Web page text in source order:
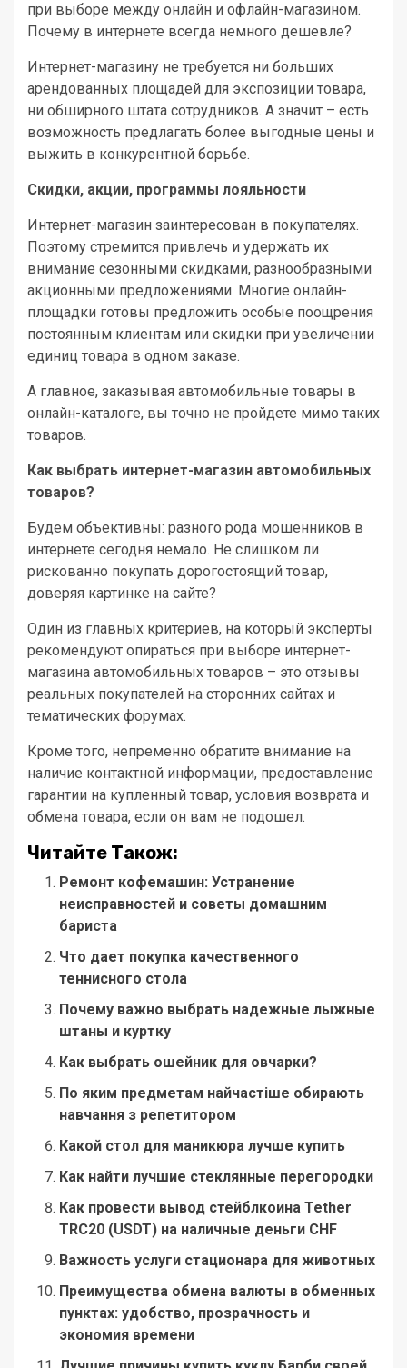
при выборе между онлайн и офлайн-магазином.
Почему в интернете всегда немного дешевле?
Интернет-магазину не требуется ни больших
арендованных площадей для экспозиции товара,
ни обширного штата сотрудников. А значит – есть
возможность предлагать более выгодные цены и
выжить в конкурентной борьбе.
Скидки, акции, программы лояльности
Интернет-магазин заинтересован в покупателях.
Поэтому стремится привлечь и удержать их
внимание сезонными скидками, разнообразными
акционными предложениями. Многие онлайн-
площадки готовы предложить особые поощрения
постоянным клиентам или скидки при увеличении
единиц товара в одном заказе.
А главное, заказывая автомобильные товары в
онлайн-каталоге, вы точно не пройдете мимо таких
товаров.
Как выбрать интернет-магазин автомобильных
товаров?
Будем объективны: разного рода мошенников в
интернете сегодня немало. Не слишком ли
рискованно покупать дорогостоящий товар,
доверяя картинке на сайте?
Один из главных критериев, на который эксперты
рекомендуют опираться при выборе интернет-
магазина автомобильных товаров – это отзывы
реальных покупателей на сторонних сайтах и
тематических форумах.
Кроме того, непременно обратите внимание на
наличие контактной информации, предоставление
гарантии на купленный товар, условия возврата и
обмена товара, если он вам не подошел.
Читайте Також:
Ремонт кофемашин: Устранение
неисправностей и советы домашним
бариста
Что дает покупка качественного
теннисного стола
Почему важно выбрать надежные лыжные
штаны и куртку
Как выбрать ошейник для овчарки?
По яким предметам найчастіше обирають
навчання з репетитором
Какой стол для маникюра лучше купить
Как найти лучшие стеклянные перегородки
Как провести вывод стейблкоина Tether
TRC20 (USDT) на наличные деньги CHF
Важность услуги стационара для животных
Преимущества обмена валюты в обменных
пунктах: удобство, прозрачность и
экономия времени